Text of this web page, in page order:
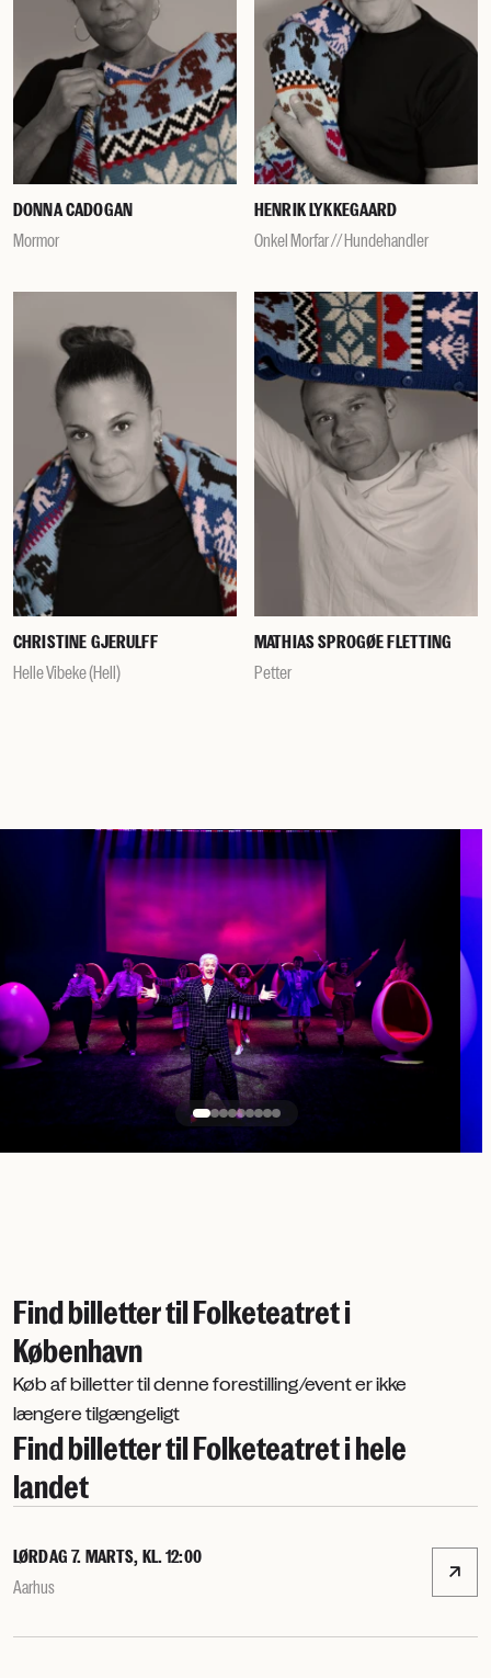
DONNA CADOGAN
Mormor
HENRIK LYKKEGAARD
Onkel Morfar // Hundehandler
CHRISTINE GJERULFF
Helle Vibeke (Hell)
MATHIAS SPROGØE FLETTING
Petter
Find billetter til Folketeatret i
København
Køb af billetter til denne forestilling/event er ikke
længere tilgængeligt
Find billetter til Folketeatret i hele
landet
LØRDAG 7. MARTS, KL. 12:00
Aarhus